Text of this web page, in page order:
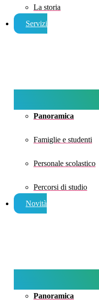
La storia
Servizi
Panoramica
Famiglie e studenti
Personale scolastico
Percorsi di studio
Novità
Panoramica